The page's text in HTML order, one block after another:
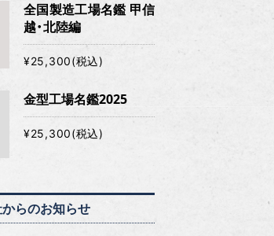
全国製造工場名鑑 甲信
越・北陸編
¥25,300(税込)
金型工場名鑑2025
¥25,300(税込)
らのお知らせ